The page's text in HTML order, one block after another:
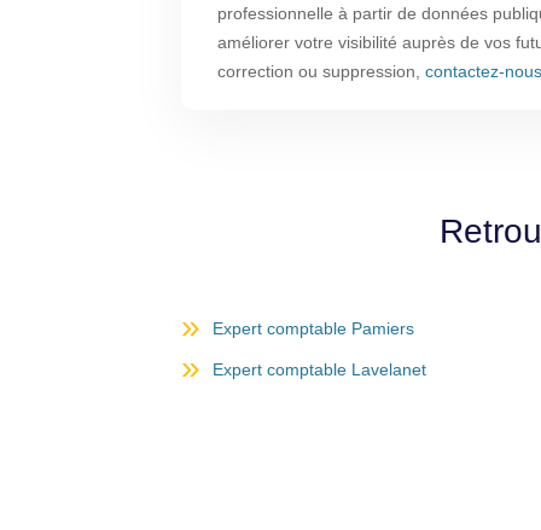
professionnelle à partir de données
améliorer votre visibilité auprès de vos
correction ou suppression, contactez-nous
Expert comptable Pamiers
Expert comptable Lavelanet